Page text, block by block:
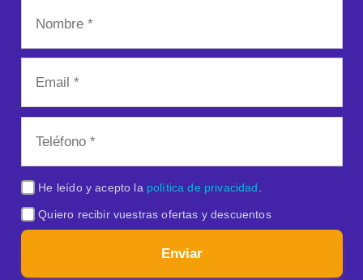
He leído y acepto la política de privacidad
Quiero recibir vuestras ofertas y descuentos
Enviar